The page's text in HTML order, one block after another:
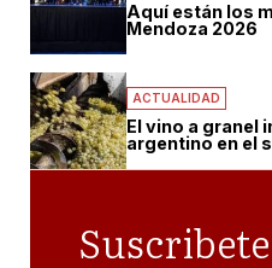
Aquí están los
Mendoza 2026
ACTUALIDAD
El vino a granel
argentino en el